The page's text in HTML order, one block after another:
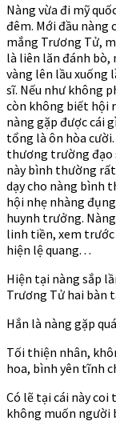
Nàng vừa đi mỹ
đêm. Mới đầu nàng
mắng Trương Tử,
là liên lăn đánh bò,
vàng lên lầu xuống
sĩ. Nếu như không
còn không biết hội
nàng gặp được cái
tổng là ôn hòa
thương trường đạo
này bình thường
dạy cho nàng bình
hội nhẹ nhàng
huynh trưởng.
linh tiền, xem
hiện lệ quang. . .
Hiện tại nàng sắp
Trương Tử hai bàn
Hắn là nàng gặp
Tối thiện nhân,
hoa, bình yên tĩnh
Có lẽ tại cái này
không muốn người